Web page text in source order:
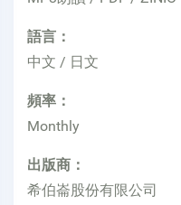
語言：
中文 / 日文
頻率：
Monthly
出版商：
希伯崙股份有限公司